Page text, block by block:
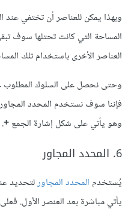
وبهذا يمكن للعناصر أن تختفي عند
المساحة التي كانت تحتلها سوف
العناصر الأخرى باستخدام تلك
وحتى نحصل على السلوك المطلوب
وهو يأتي على شكل إشارة الجمع+
.
6. المحدد المجاور
يُستخدم المحدد المجاورلتحديد
يأتي مباشرة بعد العنصر الأول.